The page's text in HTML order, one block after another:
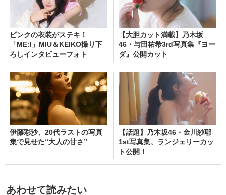
ピンクの衣装がステキ！
「ME:I」MIU＆KEIKO撮り下
ろしインタビューフォト
【大胆カット満載】乃木坂
46・与田祐希3rd写真集『ヨー
ダ』公開カット
伊藤彩沙、20代ラストの写真
集で見せた“大人の甘さ”
【話題】乃木坂46・金川紗耶
1st写真集、ランジェリーカッ
ト公開！
あわせて読みたい